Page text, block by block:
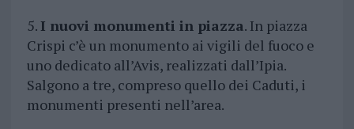
5. I nuovi monumenti in piazza. In piazza
Crispi c’è un monumento ai vigili del fuoco e
uno dedicato all’Avis, realizzati dall’Ipia.
Salgono a tre, compreso quello dei Caduti, i
monumenti presenti nell’area.